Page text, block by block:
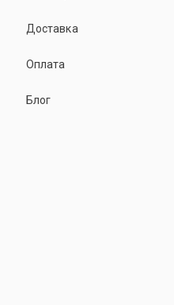
Доставка
Оплата
Блог